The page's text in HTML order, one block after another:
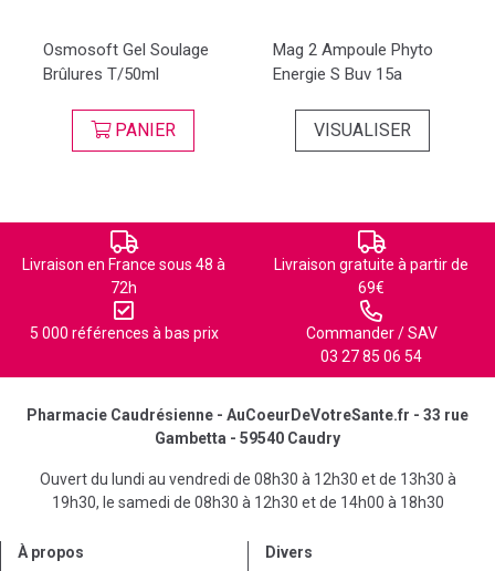
Osmosoft Gel Soulage
Brûlures T/50ml
PANIER
Mag 2 Ampoule Phyto
Energie S Buv 15a
VISUALISER
Livraison en France sous 48 à
72h
Livraison gratuite à partir de
69€
5 000 références à bas prix
Commander / SAV
03 27 85 06 54
Pharmacie Caudrésienne - AuCoeurDeVotreSante.fr - 33 rue
Gambetta - 59540 Caudry
Ouvert du lundi au vendredi de 08h30 à 12h30 et de 13h30 à
19h30, le samedi de 08h30 à 12h30 et de 14h00 à 18h30
À propos Divers